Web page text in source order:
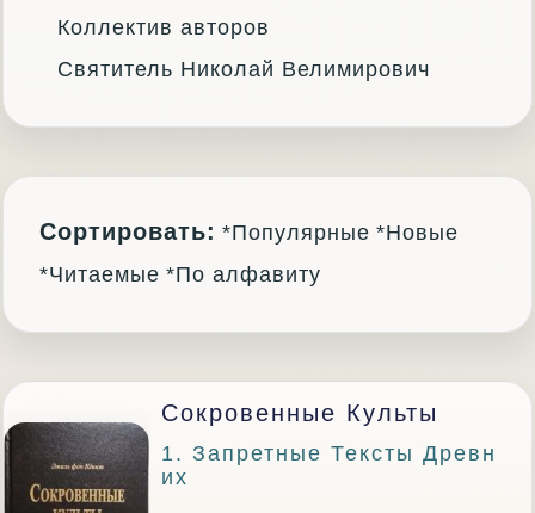
Коллектив авторов
Святитель Николай Велимирович
Сортировать: *Популярные *Новые
*Читаемые *По алфавиту
Сокровенные Культы
1. Запретные Тексты Древн
Их